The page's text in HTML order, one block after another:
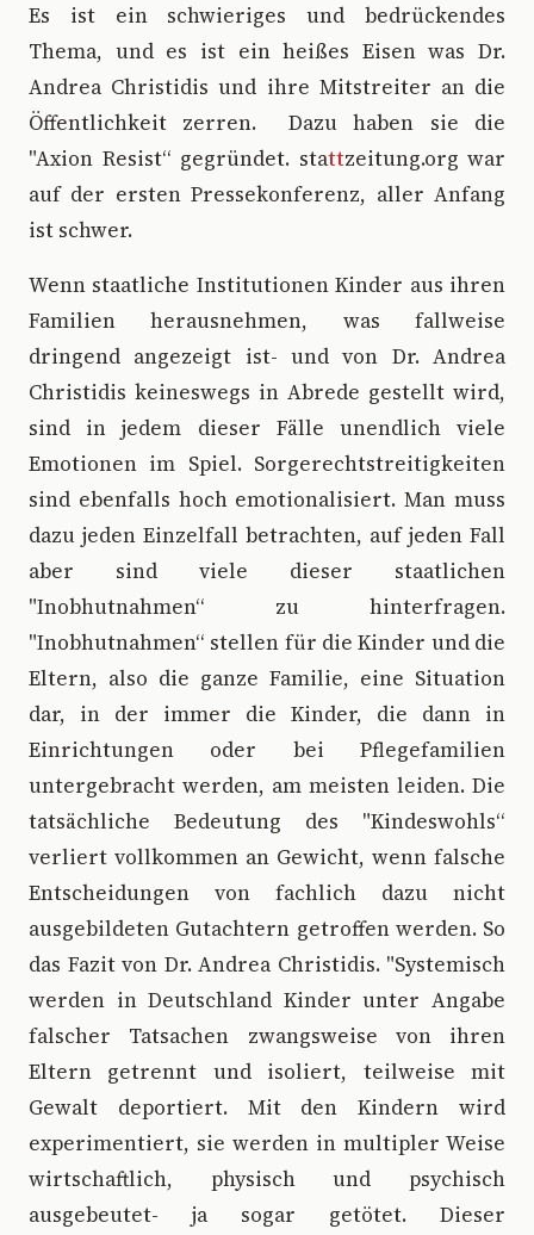
Es ist ein schwieriges und bedrückendes
Thema, und es ist ein heißes Eisen was Dr.
Andrea Christidis und ihre Mitstreiter an die
Öffentlichkeit zerren. Dazu haben sie die
"Axion Resist“ gegründet. stattzeitung.org war
auf der ersten Pressekonferenz, aller Anfang
ist schwer.
Wenn staatliche Institutionen Kinder aus ihren
Familien herausnehmen, was fallweise
dringend angezeigt ist- und von Dr. Andrea
Christidis keineswegs in Abrede gestellt wird,
sind in jedem dieser Fälle unendlich viele
Emotionen im Spiel. Sorgerechtstreitigkeiten
sind ebenfalls hoch emotionalisiert. Man muss
dazu jeden Einzelfall betrachten, auf jeden Fall
aber sind viele dieser staatlichen
"Inobhutnahmen“ zu hinterfragen.
"Inobhutnahmen“ stellen für die Kinder und die
Eltern, also die ganze Familie, eine Situation
dar, in der immer die Kinder, die dann in
Einrichtungen oder bei Pflegefamilien
untergebracht werden, am meisten leiden. Die
tatsächliche Bedeutung des "Kindeswohls“
verliert vollkommen an Gewicht, wenn falsche
Entscheidungen von fachlich dazu nicht
ausgebildeten Gutachtern getroffen werden. So
das Fazit von Dr. Andrea Christidis. "Systemisch
werden in Deutschland Kinder unter Angabe
falscher Tatsachen zwangsweise von ihren
Eltern getrennt und isoliert, teilweise mit
Gewalt deportiert. Mit den Kindern wird
experimentiert, sie werden in multipler Weise
wirtschaftlich, physisch und psychisch
ausgebeutet- ja sogar getötet. Dieser